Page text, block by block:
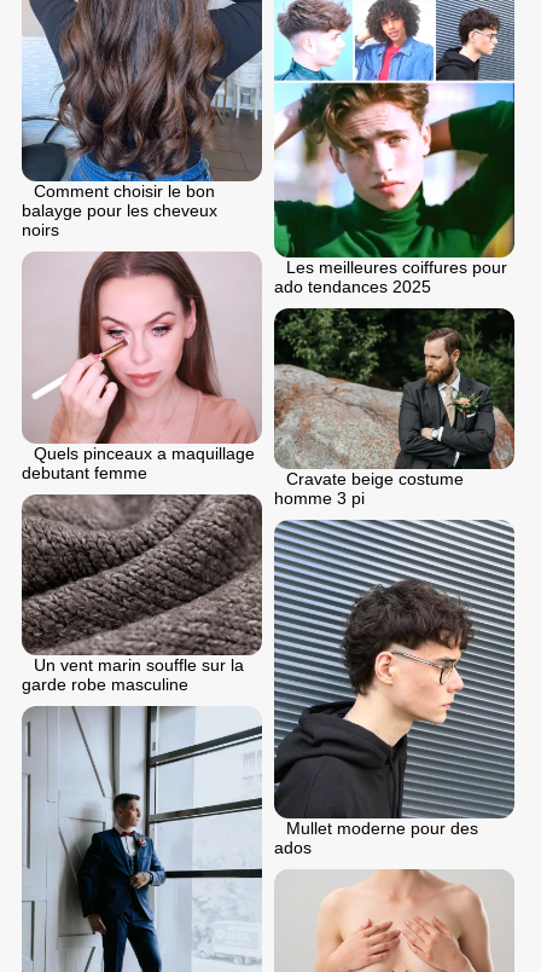
Comment choisir le bon
balayge pour les cheveux
noirs
Les meilleures coiffures pour
ado tendances 2025
Quels pinceaux a maquillage
debutant femme
Cravate beige costume
homme 3 pi
Un vent marin souffle sur la
garde robe masculine
Mullet moderne pour des
ados